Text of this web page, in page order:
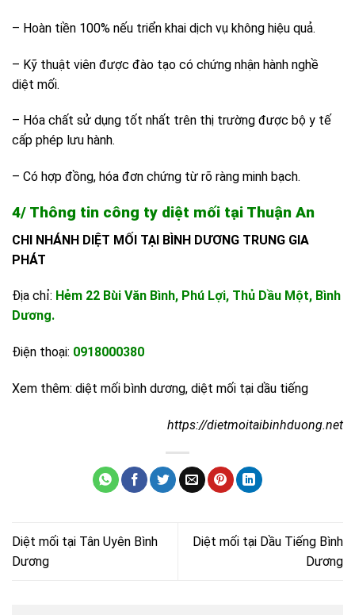
– Hoàn tiền 100% nếu triển khai dịch vụ không hiệu quả.
– Kỹ thuật viên được đào tạo có chứng nhận hành nghề
diệt mối.
– Hóa chất sử dụng tốt nhất trên thị trường được bộ y tế
cấp phép lưu hành.
– Có hợp đồng, hóa đơn chứng từ rõ ràng minh bạch.
4/ Thông tin công ty diệt mối tại Thuận An
CHI NHÁNH DIỆT MỐI TẠI BÌNH DƯƠNG TRUNG GIA
PHÁT
Địa chỉ: Hẻm 22 Bùi Văn Bình, Phú Lợi, Thủ Dầu Một, Bình
Dương.
Điện thoại: 0918000380
Xem thêm: diệt mối bình dương, diệt mối tại dầu tiếng
https://dietmoitaibinhduong.net
Diệt mối tại Tân Uyên Bình
Dương
Diệt mối tại Dầu Tiếng Bình
Dương